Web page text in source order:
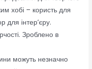
хобі – користь для
для інтер’єру.
Зроблено в
можуть незначно